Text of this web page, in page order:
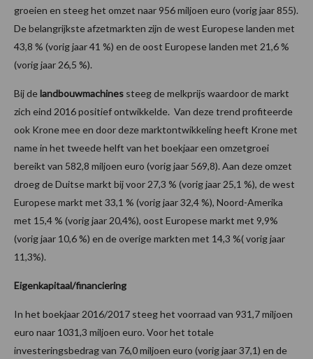
groeien en steeg het omzet naar 956 miljoen euro (vorig jaar 855).
De belangrijkste afzetmarkten zijn de west Europese landen met
43,8 % (vorig jaar 41 %) en de oost Europese landen met 21,6 %
(vorig jaar 26,5 %).
Bij delandbouwmachines steeg de melkprijs waardoor de markt
zich eind 2016 positief ontwikkelde. Van deze trend profiteerde
ook Krone mee en door deze marktontwikkeling heeft Krone met
name in het tweede helft van het boekjaar een omzetgroei
bereikt van 582,8 miljoen euro (vorig jaar 569,8). Aan deze omzet
droeg de Duitse markt bij voor 27,3 % (vorig jaar 25,1 %), de west
Europese markt met 33,1 % (vorig jaar 32,4 %), Noord-Amerika
met 15,4 % (vorig jaar 20,4%), oost Europese markt met 9,9%
(vorig jaar 10,6 %) en de overige markten met 14,3 %( vorig jaar
11,3%).
Eigenkapitaal/financiering
In het boekjaar 2016/2017 steeg het voorraad van 931,7 miljoen
euro naar 1031,3 miljoen euro. Voor het totale
investeringsbedrag van 76,0 miljoen euro (vorig jaar 37,1) en de